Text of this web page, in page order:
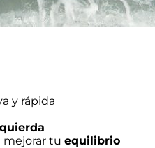
y rápida
mejorar tu equilibrio